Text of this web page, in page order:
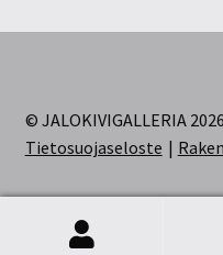
© JALOKIVIGALLERIA 2026
Tietosuojaseloste